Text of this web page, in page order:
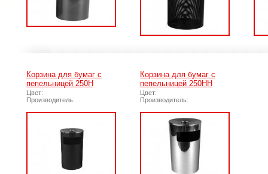
Корзина для бумаг с
пепельницей 250Н
Цвет:
Производитель:
Корзина для бумаг с
пепельницей 250НН
Цвет:
Производитель: